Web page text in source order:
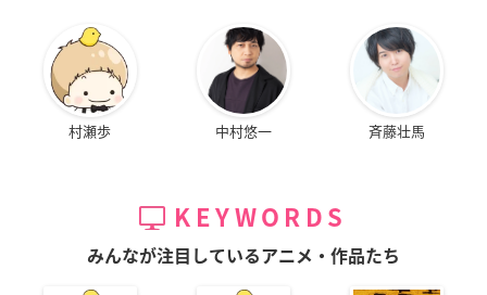
村瀬歩 中村悠一 斉藤壮馬
KEYWORDS
みんなが注目しているアニメ・作品たち